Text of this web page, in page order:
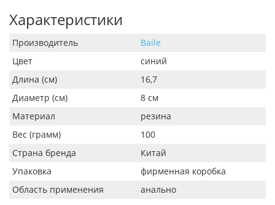
Характеристики
Производитель
Baile
Цвет
синий
Длина (см)
16,7
Диаметр (см)
8 см
Материал
резина
Вес (грамм)
100
Страна бренда
Китай
Упаковка
фирменная коробка
Область применения
анально